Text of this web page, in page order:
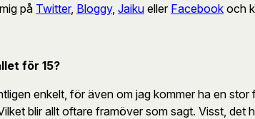
på Twitter, Bloggy, Jaiku eller Facebook och
för 15?
enkelt, för även om jag kommer ha en
blir allt oftare framöver som sagt. Visst, det